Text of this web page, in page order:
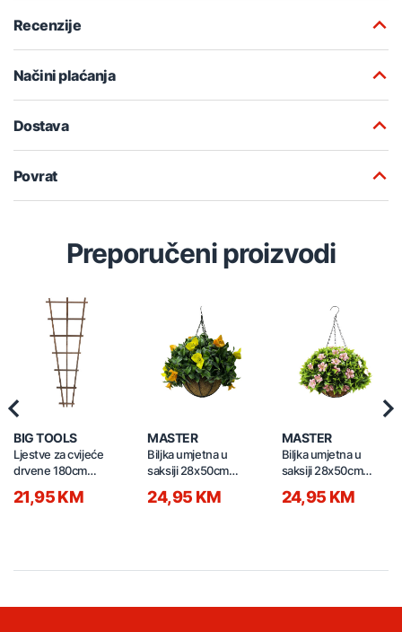
Recenzije
Načini plaćanja
Dostava
Povrat
Preporučeni proizvodi
BIG TOOLS
Ljestve za cvijeće
drvene 180cm
21,95 KM
MASTER
Biljka umjetna u
saksiji 28x50cm
24,95 KM
MASTER
Biljka umjetna u
saksiji 28x50cm
24,95 KM